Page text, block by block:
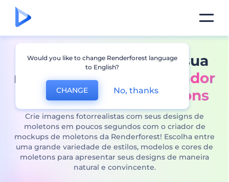
Apresente o estilo da sua
marca com o nosso
criador
de mockups de moletons
Crie imagens fotorrealistas com seus designs de
moletons em poucos segundos com o criador de
mockups de moletons da Renderforest! Escolha entre
uma grande variedade de estilos, modelos e cores de
moletons para apresentar seus designs de maneira
natural e convincente.
Would you like to change Renderforest language
to English?
CHANGE No, thanks